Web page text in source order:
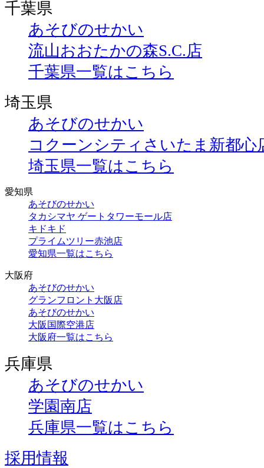
千葉県
あそびのせかい
流山おおたかの森S.C.店
千葉県一覧はこちら
埼玉県
あそびのせかい
コクーンシティさいたま新都心
埼玉県一覧はこちら
愛知県
あそびのせかい
タカシマヤ ゲートタワーモール店
キドキド
プライムツリー赤池店
愛知県一覧はこちら
大阪府
あそびのせかい
グランフロント大阪店
あそびのせかい
大阪国際空港店
大阪府一覧はこちら
兵庫県
あそびのせかい
学園南店
兵庫県一覧はこちら
採用情報